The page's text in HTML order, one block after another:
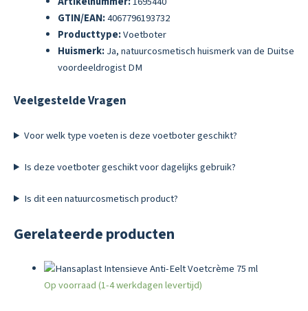
GTIN/EAN:4067796193732
Producttype:Voetboter
Huismerk:Ja, natuurcosmetisch huismerk van de Duitse
voordeeldrogist DM
Veelgestelde Vragen
Voor welk type voeten is deze voetboter geschikt?
Is deze voetboter geschikt voor dagelijks gebruik?
Is dit een natuurcosmetisch product?
Gerelateerde producten
Op voorraad (1-4 werkdagen levertijd)